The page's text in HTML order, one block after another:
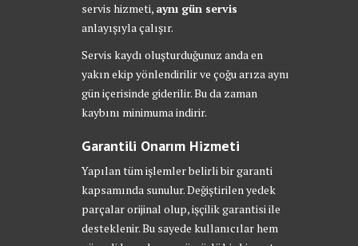
servis hizmeti, aynı gün servis
anlayışıyla çalışır.
Servis kaydı oluşturduğunuz anda en
yakın ekip yönlendirilir ve çoğu arıza aynı
gün içerisinde giderilir. Bu da zaman
kaybını minimuma indirir.
Garantili Onarım Hizmeti
Yapılan tüm işlemler belirli bir garanti
kapsamında sunulur. Değiştirilen yedek
parçalar orijinal olup, işçilik garantisi ile
desteklenir. Bu sayede kullanıcılar hem